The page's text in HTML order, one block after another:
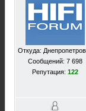
Откуда:
Сообщений: 7 698
Репутация: 122